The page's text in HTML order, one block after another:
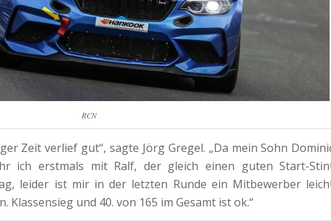
RCN
Zeit verlief gut“, sagte Jörg Gregel. „Da mein Sohn
ich erstmals mit Ralf, der gleich einen guten Start-
leider ist mir in der letzten Runde ein Mitbewerber
Klassensieg und 40. von 165 im Gesamt ist ok.“